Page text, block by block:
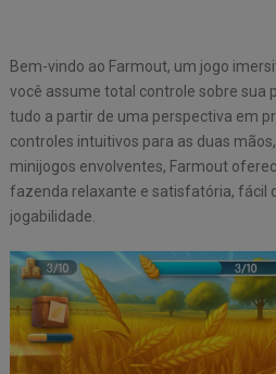
Bem-vindo ao Farmout, um jogo
você assume total controle sobre sua
tudo a partir de uma perspectiva em
controles intuitivos para as duas
minijogos envolventes, Farmout
fazenda relaxante e satisfatória, fácil
jogabilidade.